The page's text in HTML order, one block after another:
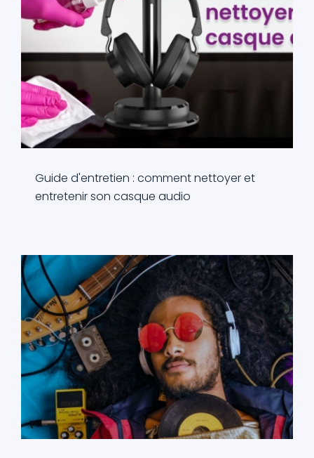
Guide d'entretien : comment nettoyer et
entretenir son casque audio